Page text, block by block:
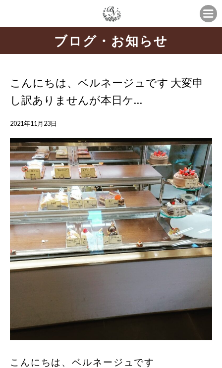
ブログ・お知らせ
こんにちは、ベルネージュです️ 大変申
し訳ありませんが本日ケ…
2021年11月23日
こんにちは、ベルネージュです️